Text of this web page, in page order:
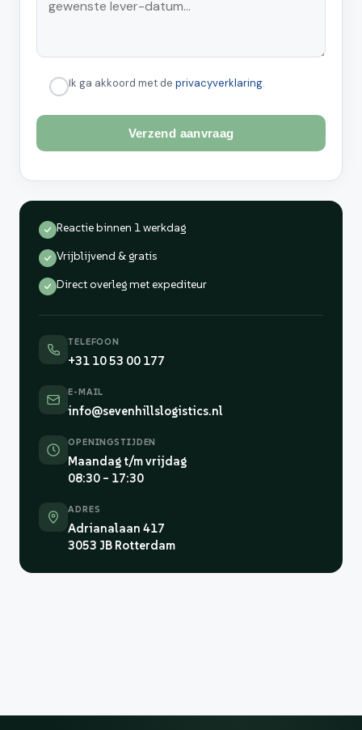
Ik ga akkoord met de privacyverklaring.
Reactie binnen 1 werkdag
Vrijblijvend & gratis
Direct overleg met expediteur
TELEFOON
+31 10 53 00 177
E-MAIL
info@sevenhillslogistics.nl
OPENINGSTIJDEN
Maandag t/m vrijdag
08:30 – 17:30
ADRES
Adrianalaan 417
3053 JB Rotterdam